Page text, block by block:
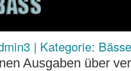
| Kategorie: Bässe
Ausgaben über